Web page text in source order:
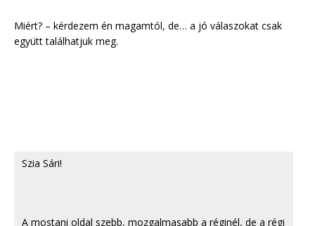
Miért? – kérdezem én magamtól, de… a jó válaszokat csak
együtt találhatjuk meg.
Szia Sári!
A mostani oldal szebb, mozgalmasabb a réginél, de a régi